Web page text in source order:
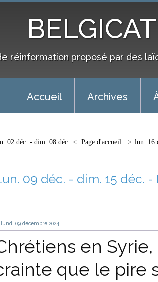
réinformation proposé par des
Accueil Archives
02 déc. - dim. 08 déc. Page d'accueil lun. 16
09 déc. - dim. 15 déc. -
lundi 09 décembre 2024
en Syrie,
que le pire